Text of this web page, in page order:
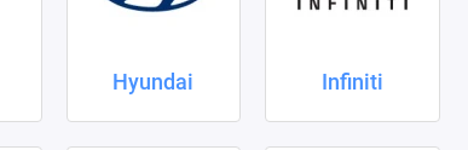
Hyundai Infiniti